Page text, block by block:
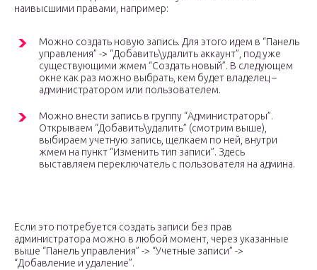
наивысшими правами, например:
Можно создать новую запись. Для этого идем в “Панель
управления” -> “Добавить\удалить аккаунт”, под уже
существующими жмем “Создать новый”. В следующем
окне как раз можно выбрать, кем будет владелец –
администратором или пользователем.
Можно внести запись в группу “Администраторы”.
Открываем “Добавить\удалить” (смотрим выше),
выбираем учетную запись, щелкаем по ней, внутри
жмем на пункт “Изменить тип записи”. Здесь
выставляем переключатель с пользователя на админа.
Если это потребуется создать записи без прав
администратора можно в любой момент, через указанные
выше “Панель управления” -> “Учетные записи” ->
“Добавление и удаление”.